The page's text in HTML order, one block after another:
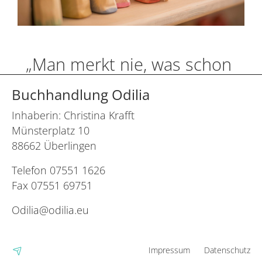
„Man merkt nie, was schon
getan wurde, man sieht
immer nur das, was noch
zu tun bleibt“.
Buchhandlung Odilia
Inhaberin: Christina Krafft
Münsterplatz 10
88662 Überlingen
Telefon 07551 1626
Fax 07551 69751
Odilia@odilia.eu
Impressum Datenschutz